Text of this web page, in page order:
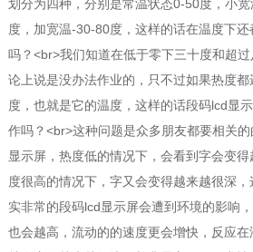
划分为四种，分别是常温状态0-50度，小
度，加宽温-30-80度，这样的话在温度下
吗？<br>我们知道在低于零下三十度和超
论上说是没办法作业的，只不过如果热度
度，也就是它的温度，这样的话段码lcd显
作吗？<br>这种问题是众多朋友都要相关
显示屏，热度低的情况下，会看到字会变
度很高的情况下，字又会变得越来越很深
实非常的段码lcd显示屏会遭到环境的影响
也会越高，流动的的速度更会增快，反应